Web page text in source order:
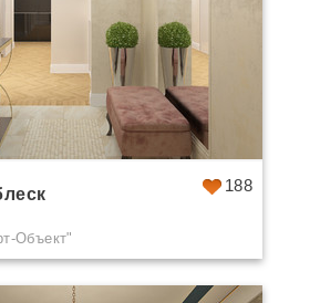
188
Объект"